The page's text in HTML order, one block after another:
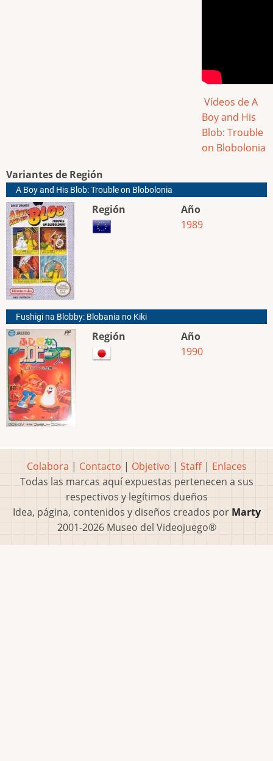
Vídeos de A
Boy and His
Blob: Trouble
on Blobolonia
Variantes de Región
A Boy and His Blob: Trouble on Blobolonia
Región
Año
1989
Fushigi na Blobby: Blobania no Kiki
Región
Año
1990
Colabora | Contacto | Objetivo | Staff| Enlaces
Todas las marcas aquí expuestas pertenecen a sus
respectivos y legítimos dueños
Idea, página, contenidos y diseños creados por Marty
2001-2026 Museo del Videojuego®